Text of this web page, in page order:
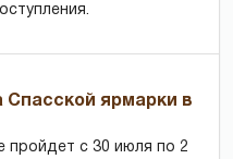
Спасской ярмарки в
пройдет с 30 июля по 2